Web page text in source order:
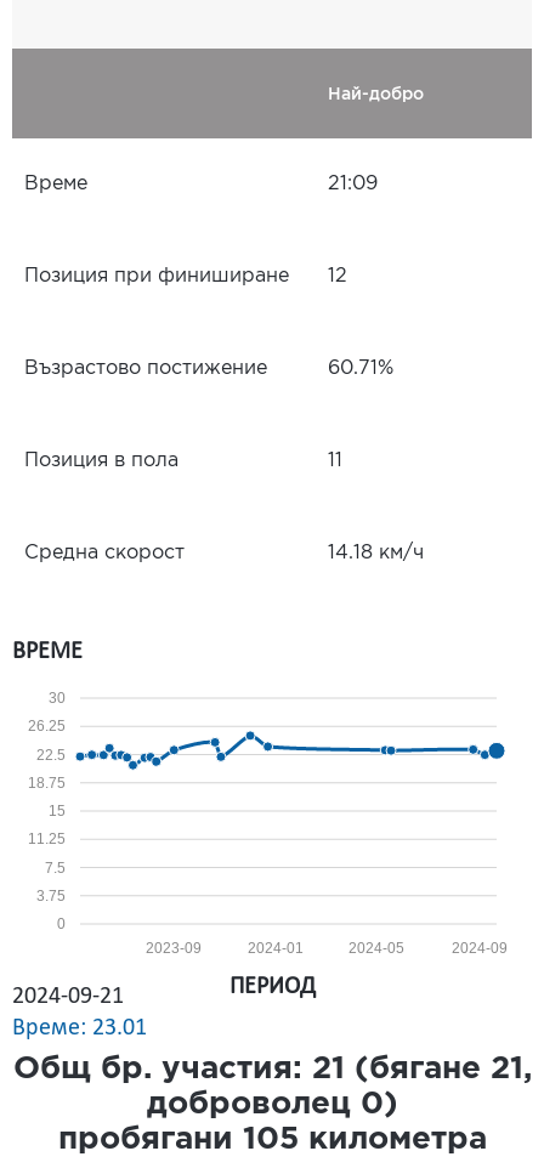
Най-добро
Време 21:09
Позиция при финиширане 12
Възрастово постижение 60.71%
Позиция в пола
Средна скорост 14.18 км/ч
ВРЕМЕ
0
3.75
7.5
11.25
15
18.75
22.5
26.25
30
2024-09
2024-05
2024-01
2023-09
2024-09-21
Време: 23.01
ПЕРИОД
Общ бр. участия: 21 (бягане 21 ,
доброволец 0)
пробягани 105 километра